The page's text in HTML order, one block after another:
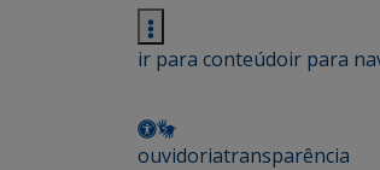
ir para conteúdoir para
ouvidoriatransparência